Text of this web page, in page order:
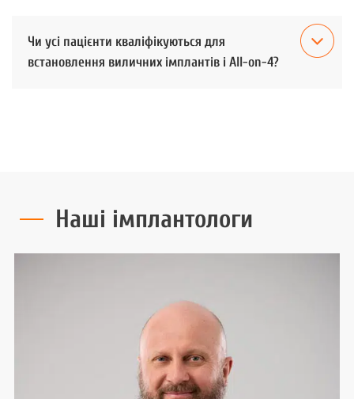
Чи усі пацієнти кваліфікуються для
встановлення виличних імплантів і All-on-4?
Наші імплантологи